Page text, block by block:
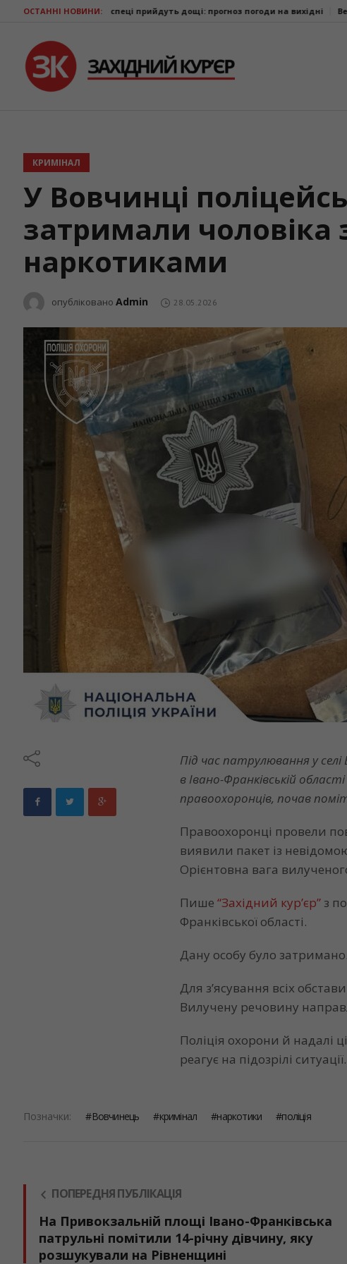
ОСТАННІ НОВИНИ:
спеці прийдуть дощі: прогноз погоди на вихідні Ветерани з
КРИМІНАЛ
У Вовчинці
затримали
наркотиками
опублікованоAdmin 28.05.2026
Під час патрулювання у селі
в Івано-Франківській
правоохоронців, почав
Правоохоронці провели
виявили пакет із
Орієнтовна вага
Пише “Західний кур’єр” з
Франківської області.
Дану особу було
Для з’ясування всіх
Вилучену речовину
Поліція охорони й надалі
реагує на підозрілі ситуації.
Позначки: Вовчинець кримінал наркотики поліція
ПОПЕРЕДНЯ ПУБЛІКАЦІЯ
На Привокзальній площі Івано-Франківська
патрульні помітили 14-річну дівчину, яку
розшукували на Рівненщині